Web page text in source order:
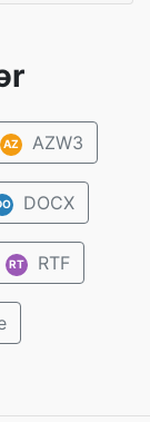
AZ AZW3
DOCX
RT RTF